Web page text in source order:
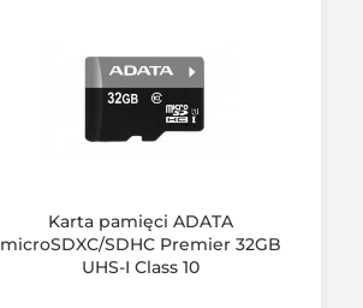
Karta pamięci ADATA
microSDXC/SDHC Premier 32GB
UHS-I Class 10